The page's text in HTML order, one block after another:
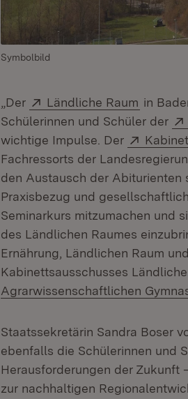
Symbolbild
„Der Extern:
Ländliche Raum (Öffnet
in
Schülerinnen und Schüler der
wichtige Impulse. Der
Extern:
Fachressorts der
den Austausch der Abiturienten
Praxisbezug und
Seminarkurs mitzumachen und
des Ländlichen Raumes
Ernährung, Ländlichen Raum
Kabinettsausschusses
Agrarwissenschaftlichen
Staatssekretärin Sandra Boser
ebenfalls die Schülerinnen und
Herausforderungen der Zukunft
zur nachhaltigen